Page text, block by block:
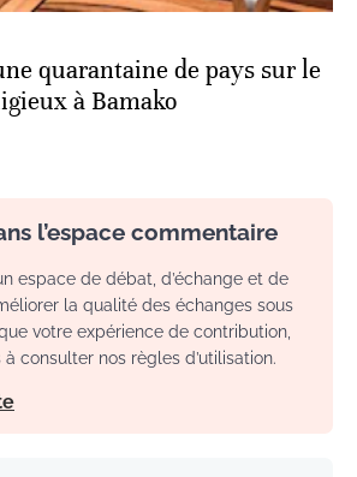
quarantaine de pays sur le
à Bamako
l’espace commentaire
espace de débat, d’échange et de
la qualité des échanges sous
votre expérience de contribution,
à consulter nos règles d’utilisation.